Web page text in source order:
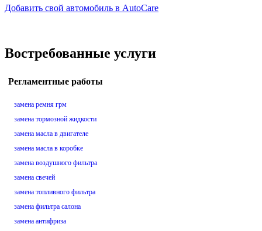
Добавить свой автомобиль в AutoCare
Востребованные услуги
Регламентные работы
замена ремня грм
замена тормозной жидкости
замена масла в двигателе
замена масла в коробке
замена воздушного фильтра
замена свечей
замена топливного фильтра
замена фильтра салона
замена антифриза